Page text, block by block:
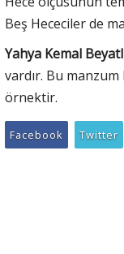
Beş Hececiler de
Yahya Kemal
vardır. Bu
örnektir.
Facebook Twitter